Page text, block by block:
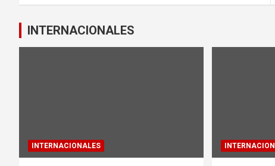
INTERNACIONALES
INTERNACIONALES